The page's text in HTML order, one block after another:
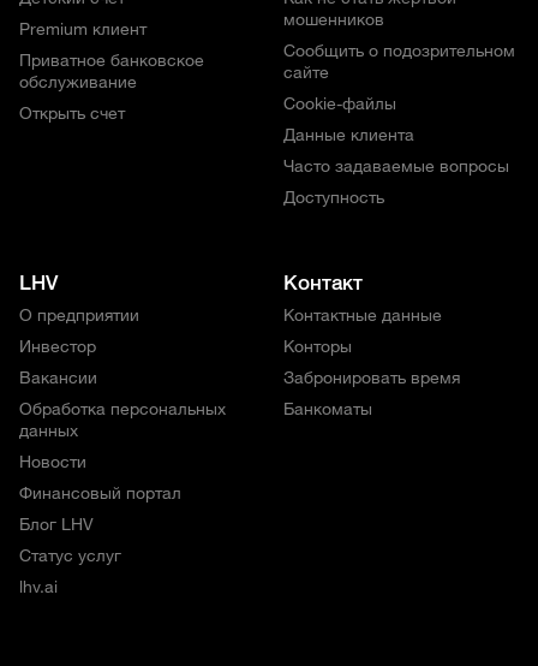
Premium клиент
Приватное банковское
обслуживание
Открыть счет
мошенников
Сообщить о подозрительном
сайте
Cookie-файлы
Данные клиента
Часто задаваемые вопросы
Доступность
LHV
О предприятии
Инвестор
Вакансии
Обработка персональных
данных
Новости
Финансовый портал
Блог LHV
Статус услуг
lhv.ai
Контакт
Контактные данные
Конторы
Забронировать время
Банкоматы